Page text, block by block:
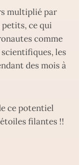
multiplié par
petits, ce qui
comme
les
des mois à
ce potentiel
filantes !!